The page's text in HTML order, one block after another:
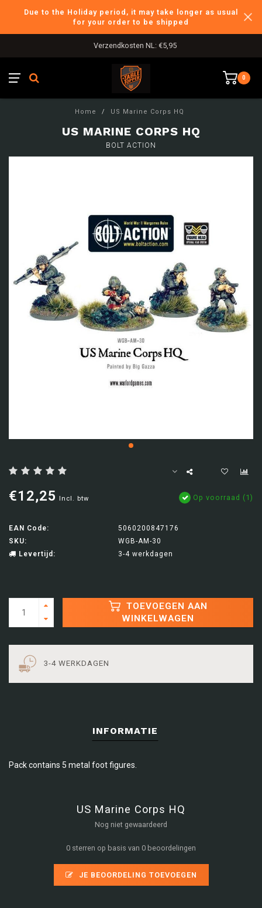
Due to the Holiday period, it may take longer as usual
for your order to be shipped
Verzendkosten NL: €5,95
0
Home / US Marine Corps HQ
US MARINE CORPS HQ
BOLT ACTION
€12,25 Incl. btw Op voorraad (1)
EAN Code:
5060200847176
SKU:
WGB-AM-30
Levertijd:
3-4 werkdagen
TOEVOEGEN AAN
WINKELWAGEN
3-4 WERKDAGEN
INFORMATIE
Pack contains 5 metal foot figures.
US Marine Corps HQ
Nog niet gewaardeerd
0 sterren op basis van 0 beoordelingen
JE BEOORDELING TOEVOEGEN